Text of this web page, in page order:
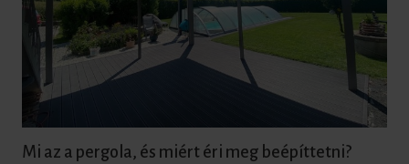
Mi az a pergola, és miért éri meg beépíttetni?